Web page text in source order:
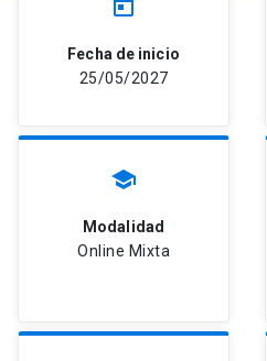
today
Fecha de inicio
25/05/2027
school
Modalidad
Online Mixta